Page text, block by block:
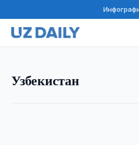
Узбекистан
Родители трехмесячного Леона